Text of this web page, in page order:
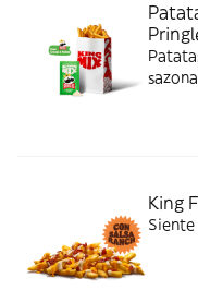
King
Siente